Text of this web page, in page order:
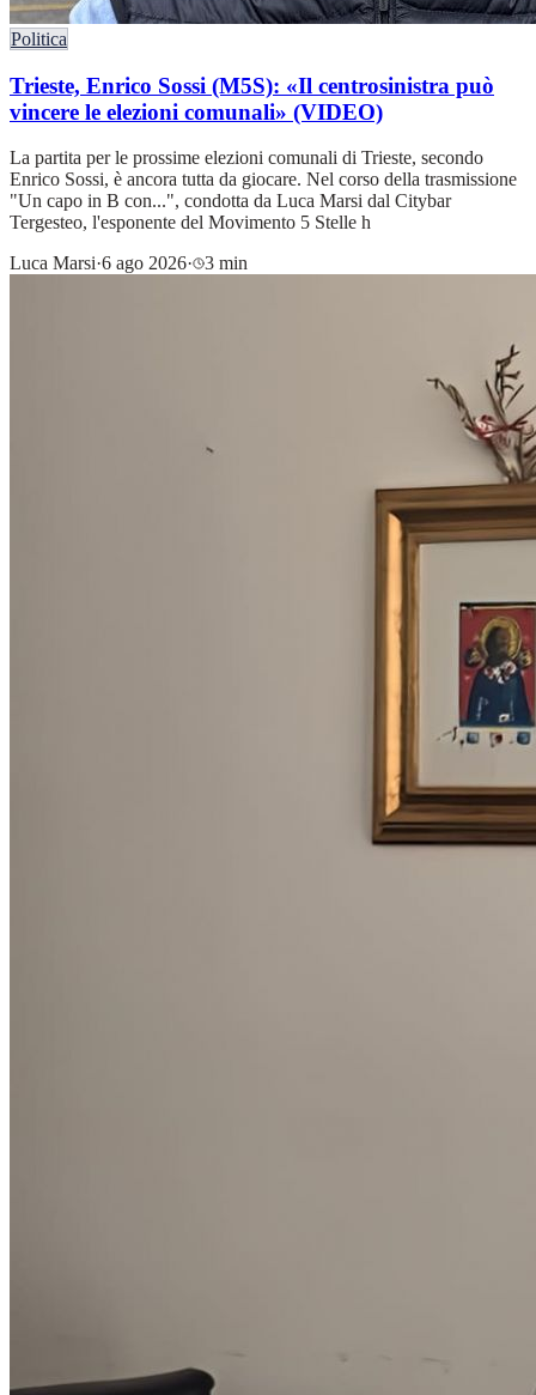
Politica
Trieste, Enrico Sossi (M5S): «Il centrosinistra può
vincere le elezioni comunali» (VIDEO)
La partita per le prossime elezioni comunali di Trieste, secondo
Enrico Sossi, è ancora tutta da giocare. Nel corso della trasmissione
"Un capo in B con...", condotta da Luca Marsi dal Citybar
Tergesteo, l'esponente del Movimento 5 Stelle h
Luca Marsi·6 ago 2026· 3 min